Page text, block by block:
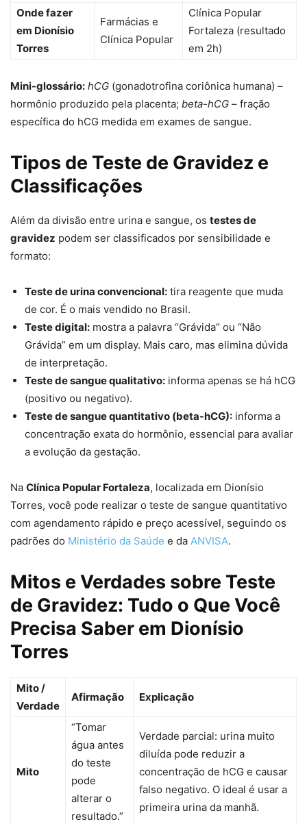
Onde fazer
em Dionísio
Torres
Farmácias e
Clínica Popular
Clínica Popular
Fortaleza (resultado
em 2h)
Mini-glossário: hCG (gonadotrofina coriônica humana) –
hormônio produzido pela placenta; beta-hCG – fração
específica do hCG medida em exames de sangue.
Tipos de Teste de Gravidez e
Classificações
Além da divisão entre urina e sangue, os testes de
gravidez podem ser classificados por sensibilidade e
formato:
Teste de urina convencional: tira reagente que muda
de cor. É o mais vendido no Brasil.
Teste digital: mostra a palavra “Grávida” ou “Não
Grávida” em um display. Mais caro, mas elimina dúvida
de interpretação.
Teste de sangue qualitativo: informa apenas se há hCG
(positivo ou negativo).
Teste de sangue quantitativo (beta-hCG): informa a
concentração exata do hormônio, essencial para avaliar
a evolução da gestação.
Na Clínica Popular Fortaleza, localizada em Dionísio
Torres, você pode realizar o teste de sangue quantitativo
com agendamento rápido e preço acessível, seguindo os
padrões do Ministério da Saúde e da ANVISA.
Mitos e Verdades sobre Teste
de Gravidez: Tudo o Que Você
Precisa Saber em Dionísio
Torres
Mito /
Verdade
Afirmação Explicação
Mito
“Tomar
água antes
do teste
pode
alterar o
resultado.”
Verdade parcial: urina muito
diluída pode reduzir a
concentração de hCG e causar
falso negativo. O ideal é usar a
primeira urina da manhã.